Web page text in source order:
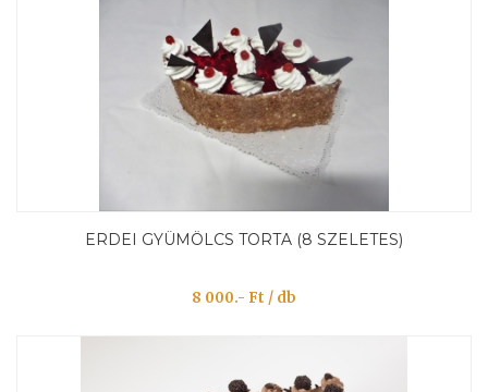
ERDEI GYÜMÖLCS TORTA (8 SZELETES)
8 000.- Ft / db